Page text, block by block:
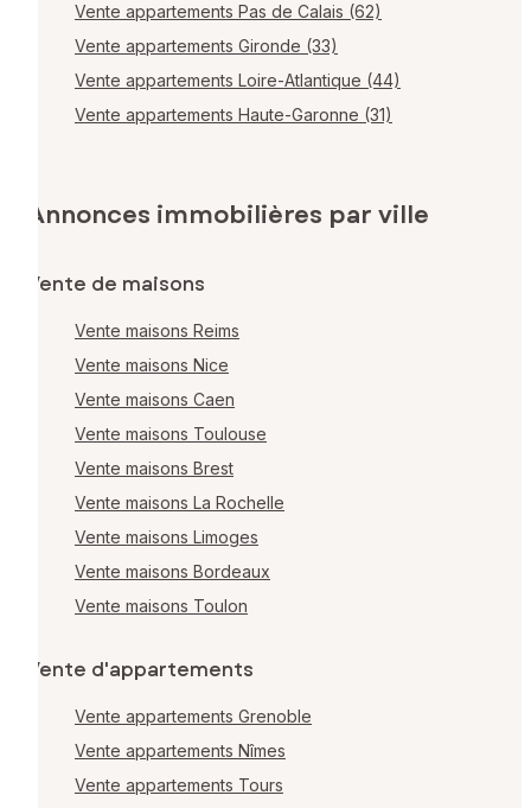
Vente appartements Pas de Calais (62)
Vente appartements Gironde (33)
Vente appartements Loire-Atlantique (44)
Vente appartements Haute-Garonne (31)
Annonces immobilières par ville
Vente de maisons
Vente maisons Reims
Vente maisons Nice
Vente maisons Caen
Vente maisons Toulouse
Vente maisons Brest
Vente maisons La Rochelle
Vente maisons Limoges
Vente maisons Bordeaux
Vente maisons Toulon
Vente d'appartements
Vente appartements Grenoble
Vente appartements Nîmes
Vente appartements Tours